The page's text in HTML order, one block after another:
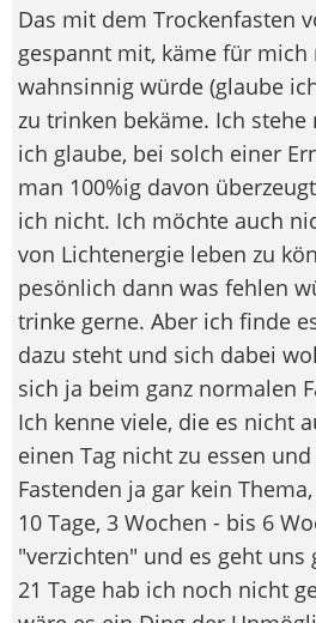
Das mit dem Trockenfasten
gespannt mit, käme für
wahnsinnig würde (glaube
zu trinken bekäme. Ich
ich glaube, bei solch einer
man 100%ig davon
ich nicht. Ich möchte auch
von Lichtenergie leben zu
pesönlich dann was fehlen
trinke gerne. Aber ich finde
dazu steht und sich dabei
sich ja beim ganz normalen
Ich kenne viele, die es nicht
einen Tag nicht zu essen
Fastenden ja gar kein
10 Tage, 3 Wochen - bis 6
"verzichten" und es geht uns
21 Tage hab ich noch nicht